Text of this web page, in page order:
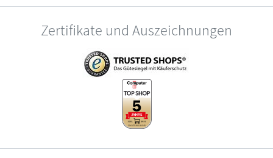
Zertifikate und Auszeichnungen